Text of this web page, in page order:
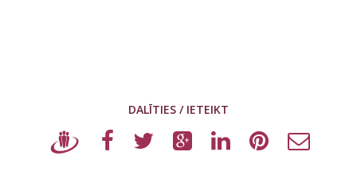
DALĪTIES / IETEIKT